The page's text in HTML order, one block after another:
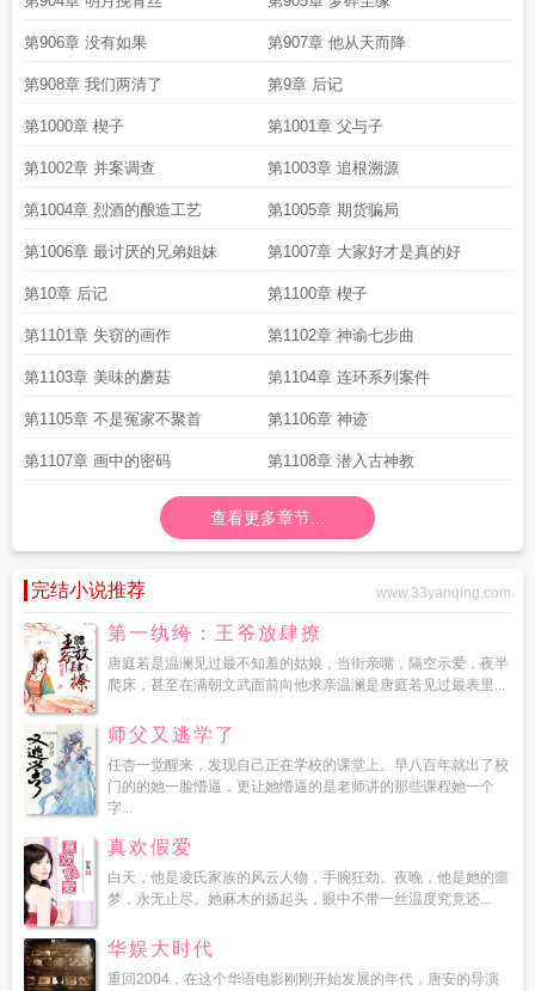
第906章 没有如果 第907章 他从天而降
第908章 我们两清了 第9章 后记
第1000章 楔子 第1001章 父与子
第1002章 并案调查 第1003章 追根溯源
第1004章 烈酒的酿造工艺 第1005章 期货骗局
第1006章 最讨厌的兄弟姐妹 第1007章 大家好才是真的好
第10章 后记 第1100章 楔子
第1101章 失窃的画作 第1102章 神谕七步曲
第1103章 美味的蘑菇 第1104章 连环系列案件
第1105章 不是冤家不聚首 第1106章 神迹
第1107章 画中的密码 第1108章 潜入古神教
查看更多章节...
完结小说推荐 www.33yanqing.com
第一纨绔：王爷放肆撩
唐庭若是温澜见过最不知羞的姑娘，当街亲嘴，隔空示爱，夜半
爬床，甚至在满朝文武面前向他求亲温澜是唐庭若见过最表里...
师父又逃学了
任杏一觉醒来，发现自己正在学校的课堂上。早八百年就出了校
门的的她一脸懵逼，更让她懵逼的是老师讲的那些课程她一个
字...
真欢假爱
白天，他是凌氏家族的风云人物，手腕狂劲。夜晚，他是她的噩
梦，永无止尽。她麻木的扬起头，眼中不带一丝温度究竟还...
华娱大时代
重回2004，在这个华语电影刚刚开始发展的年代，唐安的导演